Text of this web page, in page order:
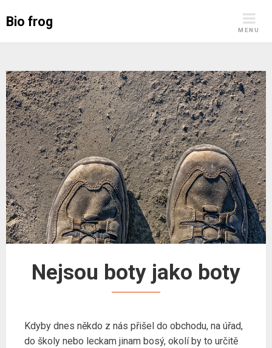
Bio frog
MENU
Nejsou boty jako boty
Kdyby dnes někdo z nás přišel do obchodu, na úřad,
do školy nebo leckam jinam bosý, okolí by to určitě